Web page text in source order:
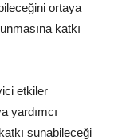
ortaya
katkı
etkiler
yardımcı
sunabileceği